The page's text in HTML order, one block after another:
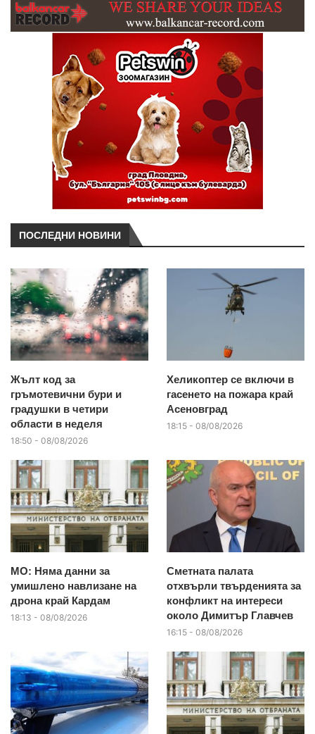
ПОСЛЕДНИ НОВИНИ
Жълт код за
гръмотевични бури и
градушки в четири
области в неделя
18:50 - 08/08/2026
Хеликоптер се включи в
гасенето на пожара край
Асеновград
18:15 - 08/08/2026
МО: Няма данни за
умишлено навлизане на
дрона край Кардам
18:13 - 08/08/2026
Сметната палата
отхвърли твърденията за
конфликт на интереси
около Димитър Главчев
16:15 - 08/08/2026